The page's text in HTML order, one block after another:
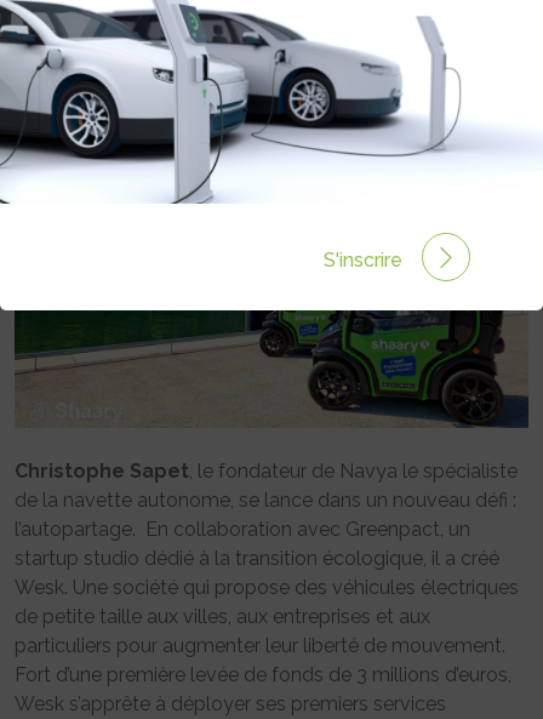
DANS L’AUTOPARTAGE
Rédigé par Emmanuel Maumon le 29 Mai 2021 à 06:00
0 commentaires
Christophe Sapet , le fondateur de Navya le spécialiste
de la navette autonome, se lance dans un nouveau défi :
l’autopartage. En collaboration avec Greenpact, un
startup studio dédié à la transition écologique, il a créé
Wesk. Une société qui propose des véhicules électriques
de petite taille aux villes, aux entreprises et aux
particuliers pour augmenter leur liberté de mouvement.
Fort d’une première levée de fonds de 3 millions d’euros,
Wesk s’apprête à déployer ses premiers services
S'inscrire